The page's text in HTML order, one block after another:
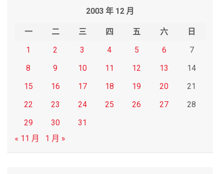
2003 年 12 月
一 二 三 四 五 六
日
1
2 3 4 5 6
7
8
9 10 11 12 13
14
15
16 17 18 19 20
21
22
23 24 25 26 27
28
29
30
31
« 11 月
1 月 »